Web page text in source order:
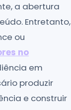
a abertura
Entretanto,
ou
no
em
produzir
e construir